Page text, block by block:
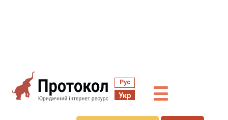
Рус
Укр ☰